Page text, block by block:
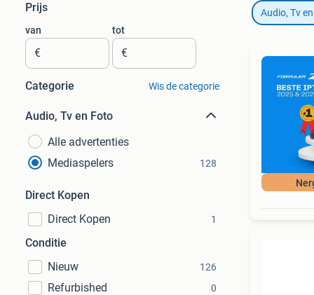
Prijs
van
€
tot
€
Categorie Wis de categorie
Audio, Tv en Foto
Alle advertenties
Mediaspelers
128
Direct Kopen
Direct Kopen
1
Conditie
Nieuw
126
Refurbished 0
Audio, Tv